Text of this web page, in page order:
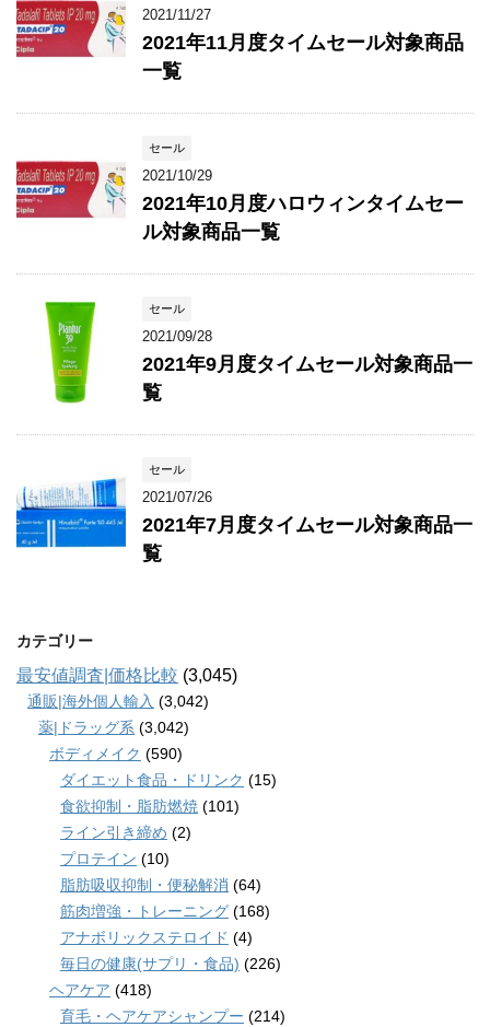
2021/11/27
2021年11月度タイムセール対象商品
一覧
セール
2021/10/29
2021年10月度ハロウィンタイムセー
ル対象商品一覧
セール
2021/09/28
2021年9月度タイムセール対象商品一
覧
セール
2021/07/26
2021年7月度タイムセール対象商品一
覧
カテゴリー
最安値調査|価格比較 (3,045)
通販|海外個人輸入 (3,042)
薬|ドラッグ系 (3,042)
ボディメイク (590)
ダイエット食品・ドリンク (15)
食欲抑制・脂肪燃焼 (101)
ライン引き締め (2)
プロテイン (10)
脂肪吸収抑制・便秘解消 (64)
筋肉増強・トレーニング (168)
アナボリックステロイド (4)
毎日の健康(サプリ・食品) (226)
ヘアケア (418)
育毛・ヘアケアシャンプー (214)